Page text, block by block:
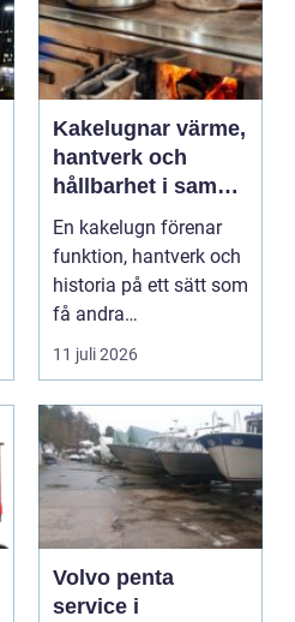
Kakelugnar värme,
hantverk och
hållbarhet i samma
eldstad
En kakelugn förenar
funktion, hantverk och
historia på ett sätt som
få andra
inredningsdetaljer
gör....
11 juli 2026
Volvo penta
service i